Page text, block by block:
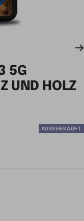
5G
UND HOLZ
AUSVERKAUFT